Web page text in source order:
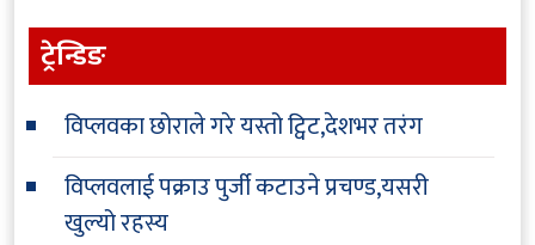
ट्रेन्डिङ
विप्लवका छोराले गरे यस्तो ट्विट,देशभर तरंग
विप्लवलाई पक्राउ पुर्जी कटाउने प्रचण्ड,यसरी
खुल्यो रहस्य